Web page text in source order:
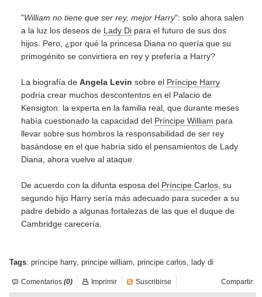
"William no tiene que ser rey, mejor Harry": solo ahora salen
a la luz los deseos de Lady Di para el futuro de sus dos
hijos. Pero, ¿por qué la princesa Diana no quería que su
primogénito se convirtiera en rey y prefería a Harry?
La biografía de Angela Levin sobre el Príncipe Harry
podría crear muchos descontentos en el Palacio de
Kensigton: la experta en la familia real, que durante meses
había cuestionado la capacidad del Príncipe William para
llevar sobre sus hombros la responsabilidad de ser rey
basándose en el que habría sido el pensamientos de Lady
Diana, ahora vuelve al ataque.
De acuerdo con la difunta esposa del Príncipe Carlos , su
segundo hijo Harry sería más adecuado para suceder a su
padre debido a algunas fortalezas de las que el duque de
Cambridge carecería.
Tags: príncipe harry, principe william, principe carlos, lady di
Comentarios (0) Compartir:
Imprimir Suscribirse